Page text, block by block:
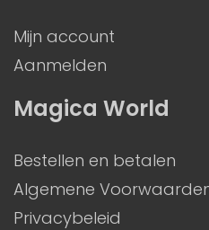
Magica World
Bestellen en betalen
Algemene
Privacybeleid
Mijn account
Aanmelden